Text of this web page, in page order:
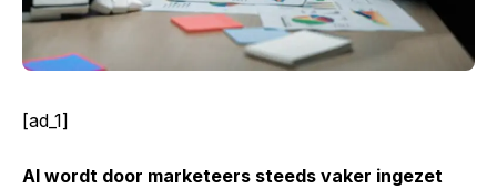
[ad_1]
AI wordt door marketeers steeds vaker ingezet